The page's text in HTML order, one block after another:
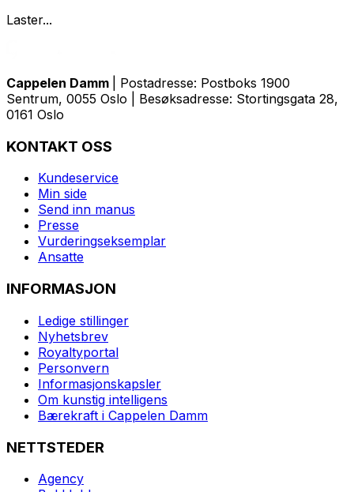
Laster...
Cappelen Damm
| Postadresse: Postboks 1900
Sentrum, 0055 Oslo | Besøksadresse: Stortingsgata 28,
0161 Oslo
KONTAKT OSS
Kundeservice
Min side
Send inn manus
Presse
Vurderingseksemplar
Ansatte
INFORMASJON
Ledige stillinger
Nyhetsbrev
Royaltyportal
Personvern
Informasjonskapsler
Om kunstig intelligens
Bærekraft i Cappelen Damm
NETTSTEDER
Agency